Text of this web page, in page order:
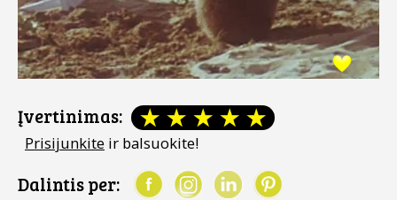
Įvertinimas:
Prisijunkite ir balsuokite!
Dalintis per: